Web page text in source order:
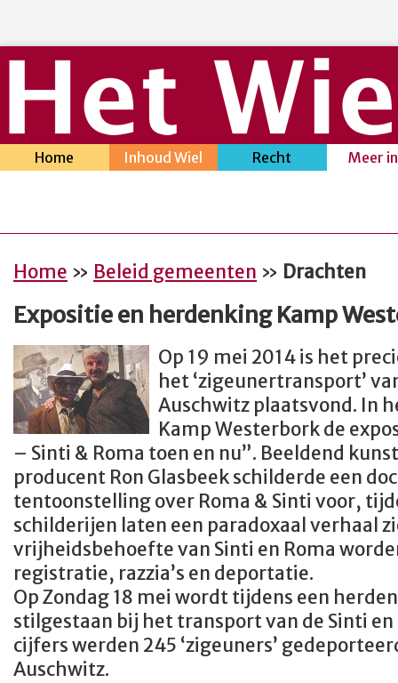
Home Inhoud Wiel Recht Meer
Home » Beleid gemeenten » Drachten
Expositie en herdenking Kamp
Op 19 mei 2014 is het
het ‘zigeunertransport’
Auschwitz plaatsvond. In
Kamp Westerbork de
– Sinti & Roma toen en nu”. Beeldend
producent Ron Glasbeek schilderde een
tentoonstelling over Roma & Sinti voor,
schilderijen laten een paradoxaal verhaal
vrijheidsbehoefte van Sinti en Roma
registratie, razzia’s en deportatie.
Op Zondag 18 mei wordt tijdens een
stilgestaan bij het transport van de Sinti
cijfers werden 245 ‘zigeuners’
Auschwitz.